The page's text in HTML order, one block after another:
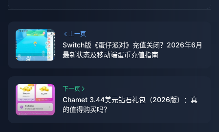
上一页
Switch版《蛋仔派对》充值关闭？2026年6月
最新状态及移动端蛋币充值指南
下一页
Chamet 3.44美元钻石礼包（2026版）：真
的值得购买吗？